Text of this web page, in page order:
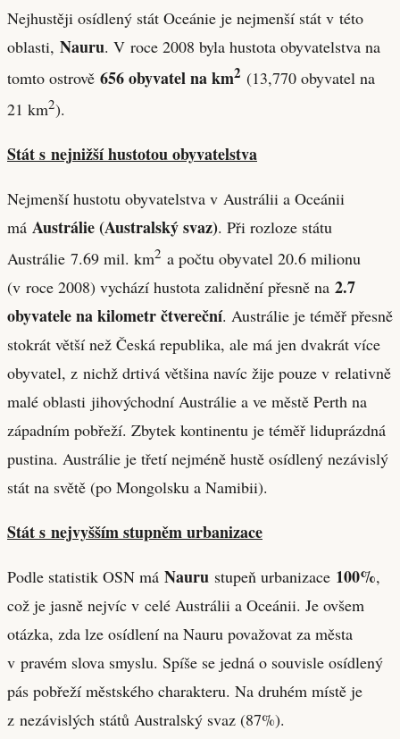
Nejhustěji osídlený stát Oceánie je nejmenší stát v této
oblasti, Nauru. V roce 2008 byla hustota obyvatelstva na
tomto ostrově 656 obyvatel na km2 (13,770 obyvatel na
21 km2).
Stát s nejnižší hustotou obyvatelstva
Nejmenší hustotu obyvatelstva v Austrálii a Oceánii
má Austrálie (Australský svaz). Při rozloze státu
Austrálie 7.69 mil. km2 a počtu obyvatel 20.6 milionu
(v roce 2008) vychází hustota zalidnění přesně na 2.7
obyvatele na kilometr čtvereční. Austrálie je téměř přesně
stokrát větší než Česká republika, ale má jen dvakrát více
obyvatel, z nichž drtivá většina navíc žije pouze v relativně
malé oblasti jihovýchodní Austrálie a ve městě Perth na
západním pobřeží. Zbytek kontinentu je téměř liduprázdná
pustina. Austrálie je třetí nejméně hustě osídlený nezávislý
stát na světě (po Mongolsku a Namibii).
Stát s nejvyšším stupněm urbanizace
Podle statistik OSN má Nauru stupeň urbanizace 100%,
což je jasně nejvíc v celé Austrálii a Oceánii. Je ovšem
otázka, zda lze osídlení na Nauru považovat za města
v pravém slova smyslu. Spíše se jedná o souvisle osídlený
pás pobřeží městského charakteru. Na druhém místě je
z nezávislých států Australský svaz (87%).